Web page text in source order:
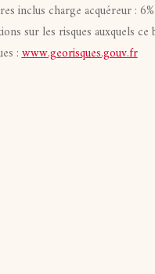
inclus charge acquéreur :
sur les risques auxquels
:www.georisques.gouv.fr